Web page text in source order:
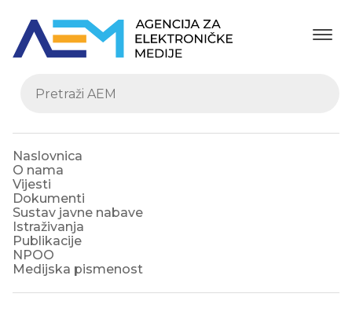
Naslovnica
O nama
Vijesti
Dokumenti
Sustav javne nabave
Istraživanja
Publikacije
NPOO
Medijska pismenost